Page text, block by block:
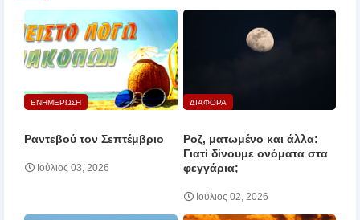
ΕΝΗΜΕΡΩΣΗ
Ραντεβού τον Σεπτέμβριο
Ιούλιος 03, 2026
ΔΙΑΦΟΡΑ
Ροζ, ματωμένο και άλλα:
Γιατί δίνουμε ονόματα στα
φεγγάρια;
Ιούλιος 02, 2026